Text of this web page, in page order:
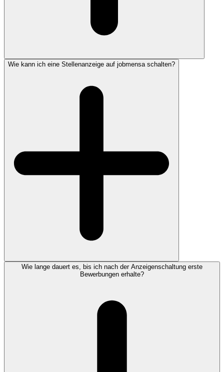
Wie kann ich eine Stellenanzeige auf jobmensa schalten?
Wie lange dauert es, bis ich nach der Anzeigenschaltung erste
Bewerbungen erhalte?